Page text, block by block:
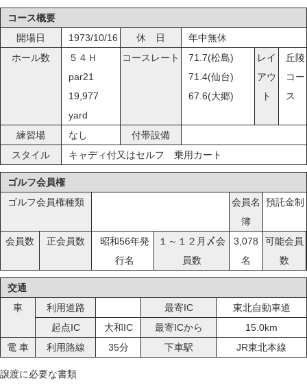
コース概要
開場日
1973/10/16 休 日
年中無休
ホール数
５４Ｈ
par21
19,977
yard
コースレート
71.7(松島)
71.4(仙台)
67.6(大郷)
レイ
アウ
ト
丘陵
コー
ス
練習場 なし
付帯設備
スタイル
キャディ付又はセルフ 乗用カート
ゴルフ会員権
ゴルフ会員権種類
会員名
簿
預託金制
会員数 正会員数
昭和56年発
行名
１～１２月〆会
員数
3,078
名
可能会員
数
交通
車
利用道路 最寄IC
東北自動車道
起点IC
大和IC 最寄ICから
15.0km
電 車
利用路線 35分 下車駅 JR東北本線
譲渡に必要な書類